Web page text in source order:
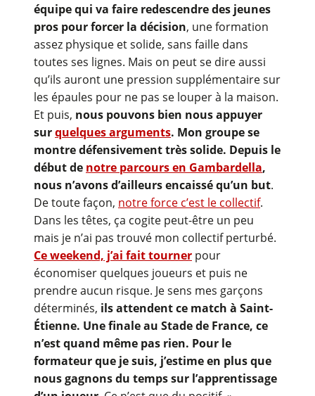
équipe qui va faire redescendre des jeunes
pros pour forcer la décision, une formation
assez physique et solide, sans faille dans
toutes ses lignes. Mais on peut se dire aussi
qu’ils auront une pression supplémentaire sur
les épaules pour ne pas se louper à la maison.
Et puis, nous pouvons bien nous appuyer
surquelques arguments. Mon groupe se
montre défensivement très solide. Depuis le
début de notre parcours en Gambardella,
nous n’avons d’ailleurs encaissé qu’un but.
De toute façon, notre force c’est le collectif.
Dans les têtes, ça cogite peut-être un peu
mais je n’ai pas trouvé mon collectif perturbé.
Ce weekend, j’ai fait tourner pour
économiser quelques joueurs et puis ne
prendre aucun risque. Je sens mes garçons
déterminés, ils attendent ce match à Saint-
Étienne. Une finale au Stade de France, ce
n’est quand même pas rien. Pour le
formateur que je suis, j’estime en plus que
nous gagnons du temps sur l’apprentissage